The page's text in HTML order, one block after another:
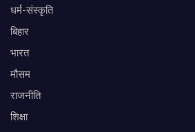
धर्म-संस्कृति
बिहार
भारत
मौसम
राजनीति
शिक्षा